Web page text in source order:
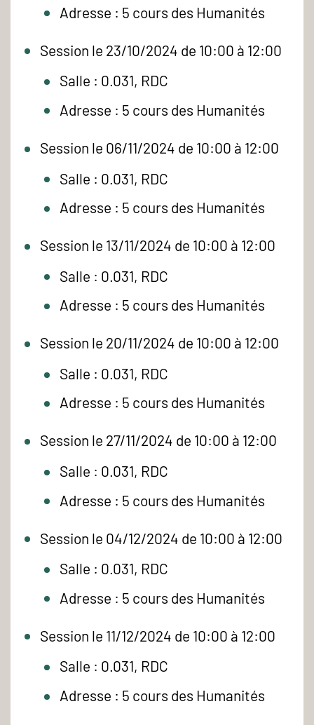
Adresse : 5 cours des Humanités
Session le 23/10/2024 de 10:00 à 12:00
Salle : 0.031, RDC
Adresse : 5 cours des Humanités
Session le 06/11/2024 de 10:00 à 12:00
Salle : 0.031, RDC
Adresse : 5 cours des Humanités
Session le 13/11/2024 de 10:00 à 12:00
Salle : 0.031, RDC
Adresse : 5 cours des Humanités
Session le 20/11/2024 de 10:00 à 12:00
Salle : 0.031, RDC
Adresse : 5 cours des Humanités
Session le 27/11/2024 de 10:00 à 12:00
Salle : 0.031, RDC
Adresse : 5 cours des Humanités
Session le 04/12/2024 de 10:00 à 12:00
Salle : 0.031, RDC
Adresse : 5 cours des Humanités
Session le 11/12/2024 de 10:00 à 12:00
Salle : 0.031, RDC
Adresse : 5 cours des Humanités